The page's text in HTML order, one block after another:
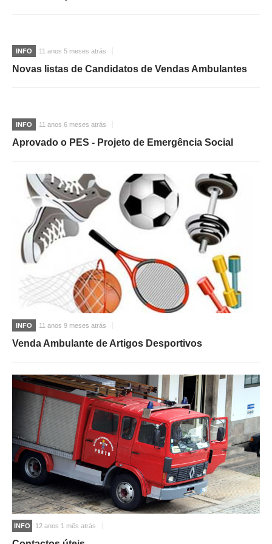
APOIO ÀS EMPRESAS
OFERTAS DE EMPREGO
INFO 11 anos 5 meses atrás
Novas listas de Candidatos de Vendas Ambulantes
INFO 11 anos 6 meses atrás
Aprovado o PES - Projeto de Emergência Social
INFO 11 anos 9 meses atrás
Venda Ambulante de Artigos Desportivos
INFO 12 anos 1 mês atrás